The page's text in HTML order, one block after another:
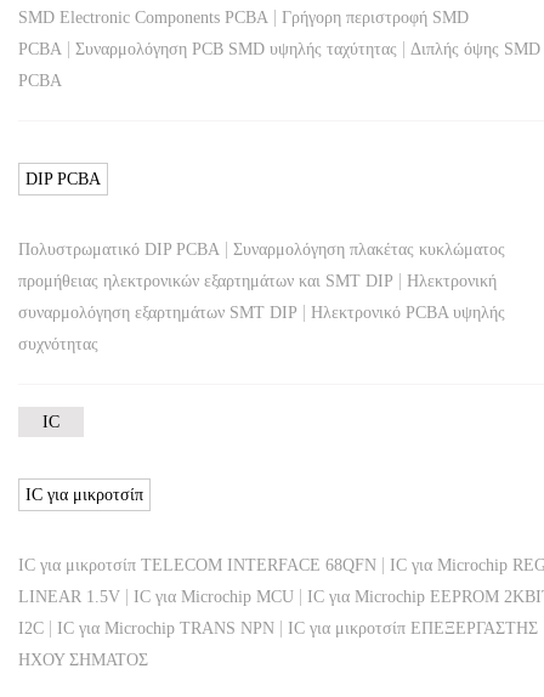
SMD Electronic Components PCBA | Γρήγορη περιστροφή SMD
PCBA | Συναρμολόγηση PCB SMD υψηλής ταχύτητας | Διπλής όψης SMD
PCBA
DIP PCBA
Πολυστρωματικό DIP PCBA | Συναρμολόγηση πλακέτας κυκλώματος
προμήθειας ηλεκτρονικών εξαρτημάτων και SMT DIP | Ηλεκτρονική
συναρμολόγηση εξαρτημάτων SMT DIP | Ηλεκτρονικό PCBA υψηλής
συχνότητας
IC
IC για μικροτσίπ
IC για μικροτσίπ TELECOM INTERFACE 68QFN | IC για Microchip
LINEAR 1.5V | IC για Microchip MCU | IC για Microchip EEPROM
I2C | IC για Microchip TRANS NPN | IC για μικροτσίπ ΕΠΕΞΕΡΓΑΣΤΗΣ
ΗΧΟΥ ΣΗΜΑΤΟΣ